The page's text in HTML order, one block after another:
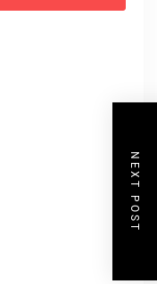
NEXT POST